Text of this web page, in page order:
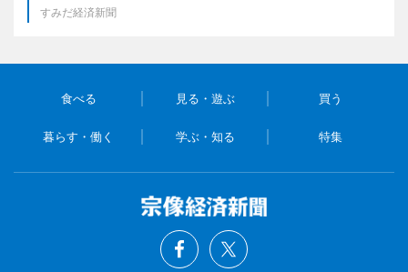
すみだ経済新聞
食べる 見る・遊ぶ 買う
暮らす・働く 学ぶ・知る 特集